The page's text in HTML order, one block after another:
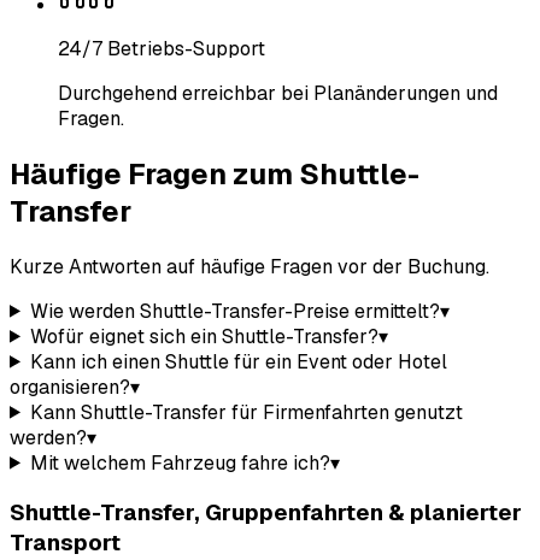
24/7 Betriebs-Support
Durchgehend erreichbar bei Planänderungen und
Fragen.
Häufige Fragen zum Shuttle-
Transfer
Kurze Antworten auf häufige Fragen vor der Buchung.
Wie werden Shuttle-Transfer-Preise ermittelt?▾
Wofür eignet sich ein Shuttle-Transfer?▾
Kann ich einen Shuttle für ein Event oder Hotel
organisieren?▾
Kann Shuttle-Transfer für Firmenfahrten genutzt
werden?▾
Mit welchem Fahrzeug fahre ich?▾
Shuttle-Transfer, Gruppenfahrten & planierter
Transport